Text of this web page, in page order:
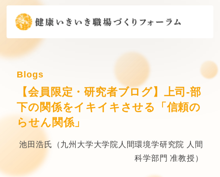
Blogs
【会員限定・研究者ブログ】上司-部
下の関係をイキイキさせる「信頼の
らせん関係」
池田浩氏（九州大学大学院人間環境学研究院 人間
科学部門 准教授）